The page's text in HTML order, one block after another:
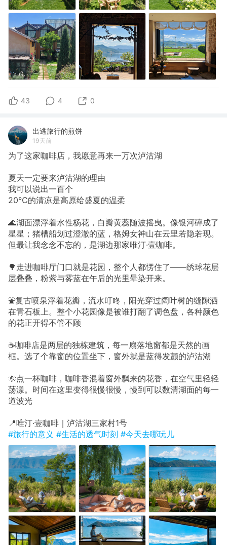
43 4 0
出逃旅行的煎饼
19天前
为了这家咖啡店，我愿意再来一万次泸沽湖
夏天一定要来泸沽湖的理由
我可以说出一百个
20℃的清凉是高原给盛夏的温柔
🌊湖面漂浮着水性杨花，白瓣黄蕊随波摇曳。像银河碎成了
星星；猪槽船划过澄澈的蓝，格姆女神山在云里若隐若现。
但最让我念念不忘的，是湖边那家唯汀·壹咖啡。
🌳走进咖啡厅门口就是花园，整个人都愣住了——绣球花层
层叠叠，粉紫与雾蓝在午后的光里晕染开来。
⛲复古喷泉浮着花瓣，流水叮咚，阳光穿过阔叶树的缝隙洒
在青石板上。整个小花园像是被谁打翻了调色盘，各种颜色
的花正开得不管不顾
☕咖啡店是两层的独栋建筑，每一扇落地窗都是天然的画
框。选了个靠窗的位置坐下，窗外就是蓝得发颤的泸沽湖
🌞点一杯咖啡，咖啡香混着窗外飘来的花香，在空气里轻轻
荡漾。时间在这里变得很慢很慢，慢到可以数清湖面的每一
道波光
📍唯汀·壹咖啡｜泸沽湖三家村1号
#旅行的意义 #生活的透气时刻 #今天去哪玩儿